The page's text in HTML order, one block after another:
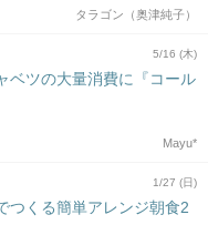
タラゴン（奥津純子）
5/16 (木)
ベツの大量消費に『コール
Mayu*
1/27 (日)
つくる簡単アレンジ朝食2